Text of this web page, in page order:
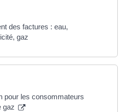
des factures : eau,
gaz
pour les consommateurs
gaz